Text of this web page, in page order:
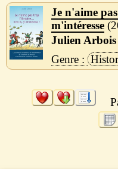
Je n'aime
m'intéresse
Julien Arbois